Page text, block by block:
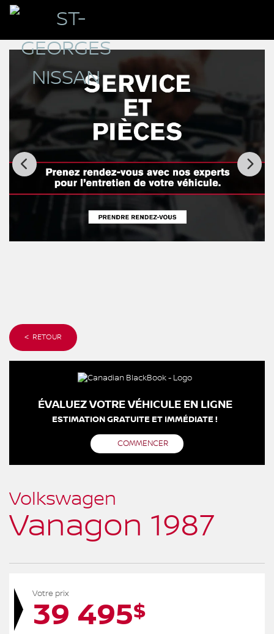
< RETOUR
ÉVALUEZ VOTRE VÉHICULE EN LIGNE
ESTIMATION GRATUITE ET IMMÉDIATE !
COMMENCER
Volkswagen
Vanagon 1987
Votre prix
39 495$